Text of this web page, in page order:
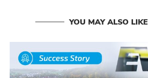
YOU MAY ALSO LIKE